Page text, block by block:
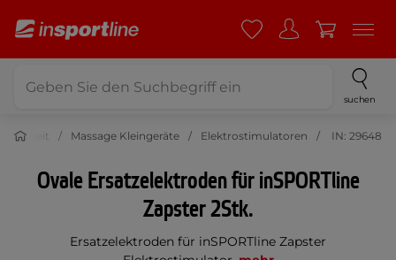
suchen
Massage Kleingeräte Elektrostimulatoren IN: 29648
Ovale Ersatzelektroden für inSPORTline
Zapster 2Stk.
Ersatzelektroden für inSPORTline Zapster